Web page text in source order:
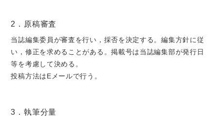
2．原稿審査
当誌編集委員が審査を行い，採否を決定する。編集方針に従
い，修正を求めることがある。掲載号は当誌編集部が発行日
等を考慮して決める。
投稿方法はEメールで行う。
3．執筆分量